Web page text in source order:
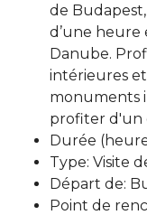
de
d’une heure
Danube.
intérieures
monuments
profiter d'un
Durée
Type: Visite
Départ de:
Point de